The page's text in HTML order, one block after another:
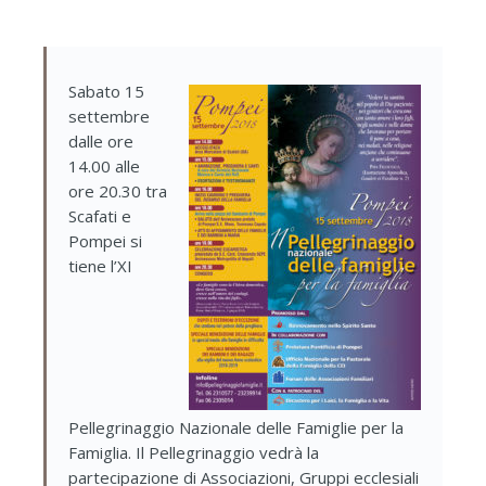
Sabato 15
settembre
dalle ore
14.00 alle
ore 20.30 tra
Scafati e
Pompei si
tiene l’XI
Pellegrinaggio Nazionale delle Famiglie per la
Famiglia. Il Pellegrinaggio vedrà la
partecipazione di Associazioni, Gruppi ecclesiali